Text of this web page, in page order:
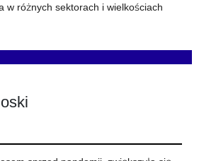
w różnych sektorach i wielkościach